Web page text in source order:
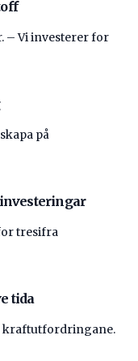
– Vi investerer for
på
tresifra
tida
kraftutfordringane.